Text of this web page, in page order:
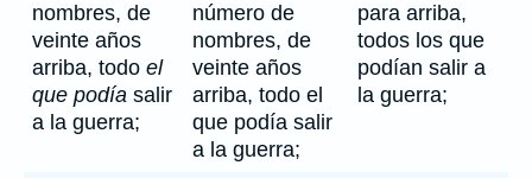
nombres, de
veinte años
arriba, todo el
que podía salir
a la guerra;
número de
nombres, de
veinte años
arriba, todo el
que podía salir
a la guerra;
para arriba,
todos los que
podían salir a
la guerra;